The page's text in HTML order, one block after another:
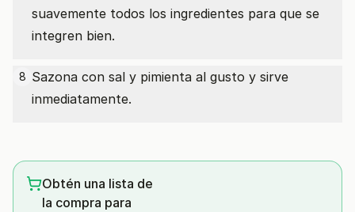
suavemente todos los ingredientes para que se
integren bien.
8 Sazona con sal y pimienta al gusto y sirve
inmediatamente.
Obtén una lista de
la compra para